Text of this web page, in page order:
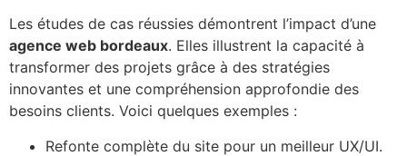
Les études de cas réussies démontrent l’impact d’une
agence web bordeaux. Elles illustrent la capacité à
transformer des projets grâce à des stratégies
innovantes et une compréhension approfondie des
besoins clients. Voici quelques exemples :
Refonte complète du site pour un meilleur UX/UI.